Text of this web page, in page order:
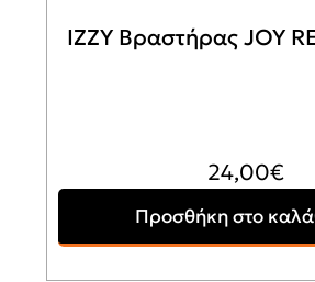
IZZY Βραστήρας JOY
24,00€
Προσθήκη στο